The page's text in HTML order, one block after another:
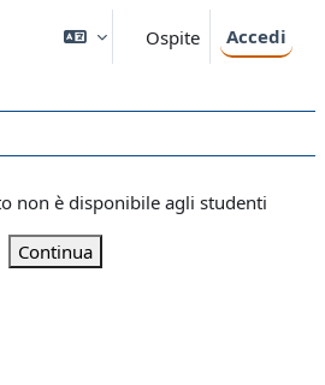
Ospite Accedi
non è disponibile agli studenti
Continua